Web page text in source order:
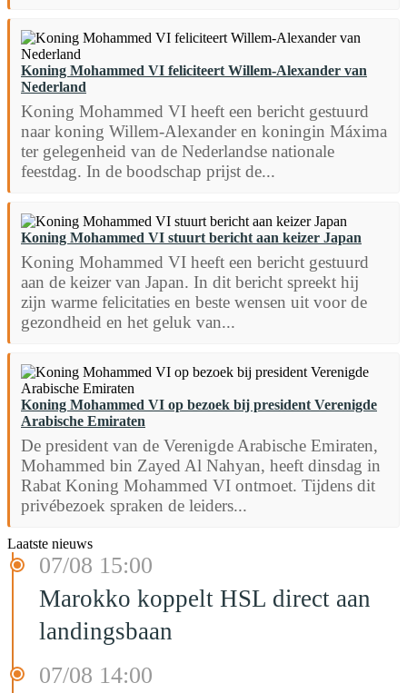
Koning Mohammed VI feliciteert Willem-Alexander van
Nederland
Koning Mohammed VI heeft een bericht gestuurd
naar koning Willem-Alexander en koningin Máxima
ter gelegenheid van de Nederlandse nationale
feestdag. In de boodschap prijst de...
Koning Mohammed VI stuurt bericht aan keizer Japan
Koning Mohammed VI heeft een bericht gestuurd
aan de keizer van Japan. In dit bericht spreekt hij
zijn warme felicitaties en beste wensen uit voor de
gezondheid en het geluk van...
Koning Mohammed VI op bezoek bij president Verenigde
Arabische Emiraten
De president van de Verenigde Arabische Emiraten,
Mohammed bin Zayed Al Nahyan, heeft dinsdag in
Rabat Koning Mohammed VI ontmoet. Tijdens dit
privébezoek spraken de leiders...
Laatste nieuws
07/08 15:00
Marokko koppelt HSL direct aan
landingsbaan
07/08 14:00